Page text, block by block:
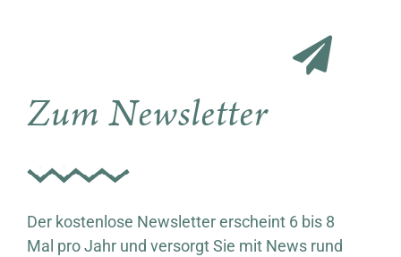
Zum Newsletter
Der kostenlose Newsletter erscheint 6 bis 8
Mal pro Jahr und versorgt Sie mit News rund